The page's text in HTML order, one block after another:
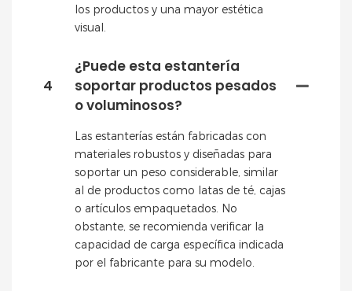
los productos y una mayor estética
visual.
4
¿Puede esta estantería
soportar productos pesados
​​o voluminosos?
Las estanterías están fabricadas con
materiales robustos y diseñadas para
soportar un peso considerable, similar
al de productos como latas de té, cajas
o artículos empaquetados. No
obstante, se recomienda verificar la
capacidad de carga específica indicada
por el fabricante para su modelo.